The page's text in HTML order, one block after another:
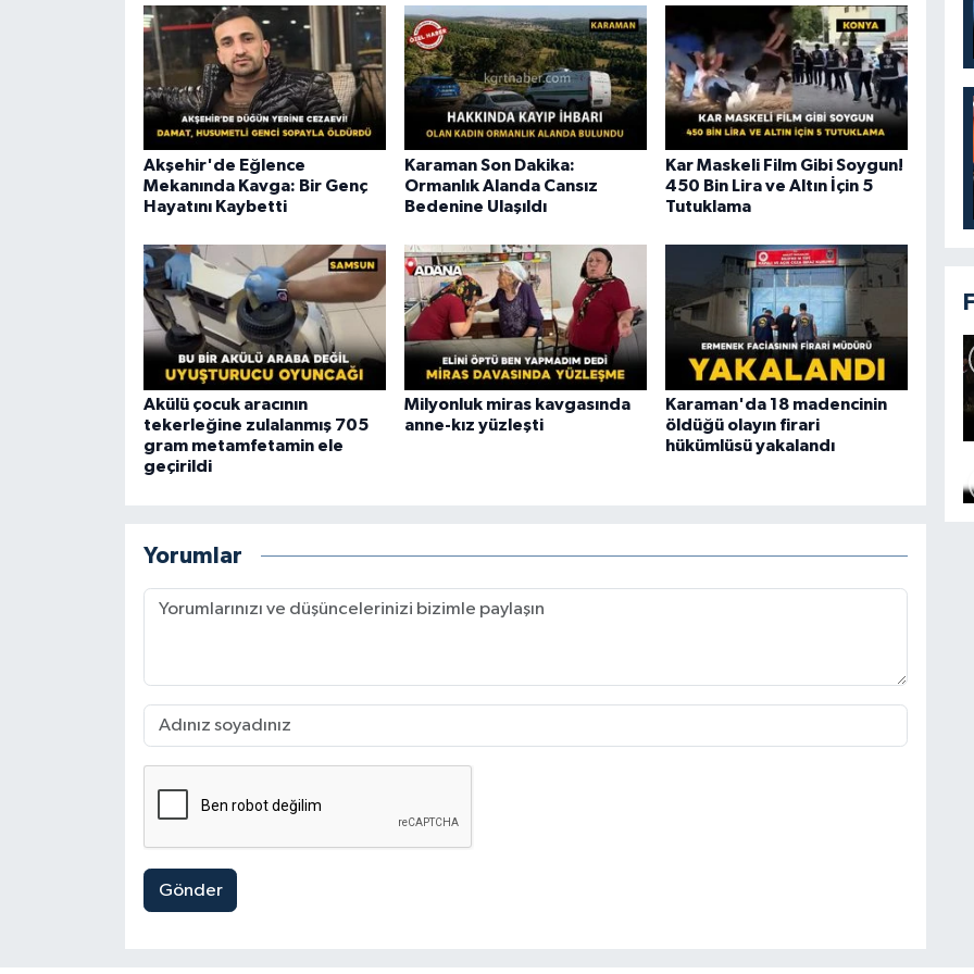
Akşehir'de Eğlence
Mekanında Kavga: Bir Genç
Hayatını Kaybetti
Karaman Son Dakika:
Ormanlık Alanda Cansız
Bedenine Ulaşıldı
Kar Maskeli Film Gibi Soygun!
450 Bin Lira ve Altın İçin 5
Tutuklama
Akülü çocuk aracının
tekerleğine zulalanmış 705
gram metamfetamin ele
geçirildi
Milyonluk miras kavgasında
anne-kız yüzleşti
Karaman'da 18 madencinin
öldüğü olayın firari
hükümlüsü yakalandı
Yorumlar
Gönder